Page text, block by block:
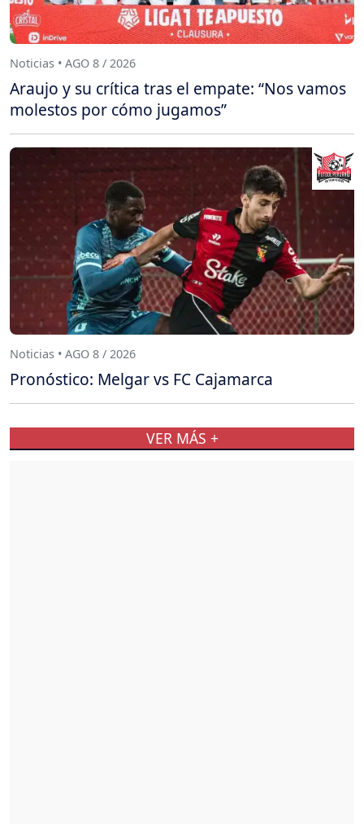
Noticias • AGO 8 / 2026
Araujo y su crítica tras el empate: “Nos vamos
molestos por cómo jugamos”
Noticias • AGO 8 / 2026
Pronóstico: Melgar vs FC Cajamarca
VER MÁS +